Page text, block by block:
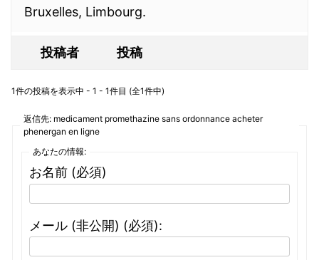
Bruxelles, Limbourg.
投稿者 投稿
1件の投稿を表示中 - 1 - 1件目 (全1件中)
返信先: medicament promethazine sans ordonnance acheter
phenergan en ligne
あなたの情報:
お名前 (必須)
メール (非公開) (必須):